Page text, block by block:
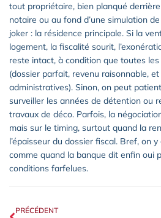
tout propriétaire, bien planqué
notaire ou au fond d’une simulation
joker : la résidence principale. Si la
logement, la fiscalité sourit,
reste intact, à condition que toutes
(dossier parfait, revenu raisonnable,
administratives). Sinon, on peut
surveiller les années de détention ou
travaux de déco. Parfois, la
mais sur le timing, surtout quand la
l’épaisseur du dossier fiscal. Bref, on
comme quand la banque dit enfin oui
conditions farfelues.
PRÉCÉDENT